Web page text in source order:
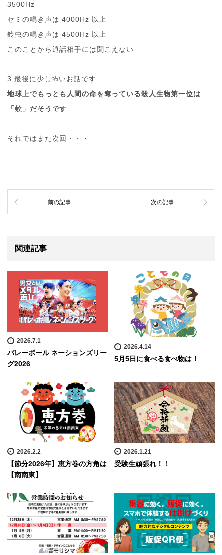
3500Hz
セミの鳴き声は 4000Hz 以上
鈴虫の鳴き声は 4500Hz 以上
このことから通話相手には聞こえない
3.最後に少し怖いお話です
地球上でもっとも人間の命を奪っている殺人生物第一位は
「蚊」だそうです
それではまた次回・・・
前の記事 次の記事
関連記事
2026.7.1
バレーボール ネーションズリー
グ2026
2026.4.14
5月5日に食べる食べ物は！
2026.2.2
【節分2026年】恵方巻の方角は
【南南東】
2026.1.21
受験生頑張れ！！